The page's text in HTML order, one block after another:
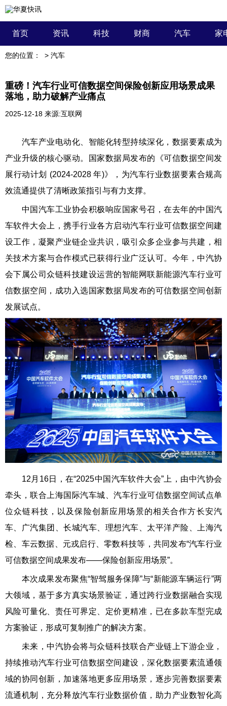
首页 资讯 科技 财商 汽车 家
您的位置： > 汽车
重磅！汽车行业可信数据空间保险创新应用场景成果
落地，助力破解产业痛点
2025-12-18 来源:互联网
汽车产业电动化、智能化转型持续深化，数据要素成为
产业升级的核心驱动。国家数据局发布的《可信数据空间发
展行动计划 (2024-2028 年)》，为汽车行业数据要素合规高
效流通提供了清晰政策指引与有力支撑。
中国汽车工业协会积极响应国家号召，在去年的中国汽
车软件大会上，携手行业各方启动汽车行业可信数据空间建
设工作，凝聚产业链企业共识，吸引众多企业参与共建，相
关技术方案与合作模式已获得行业广泛认可。今年，中汽协
会下属公司众链科技建设运营的智能网联新能源汽车行业可
信数据空间，成功入选国家数据局发布的可信数据空间创新
发展试点。
12月16日，在“2025中国汽车软件大会”上，由中汽协会
牵头，联合上海国际汽车城、汽车行业可信数据空间试点单
位众链科技，以及保险创新应用场景的相关合作方长安汽
车、广汽集团、长城汽车、理想汽车、太平洋产险、上海汽
检、车云数据、元戎启行、零数科技等，共同发布“汽车行业
可信数据空间成果发布——保险创新应用场景”。
本次成果发布聚焦“智驾服务保障”与“新能源车辆运行”两
大领域，基于多方真实场景验证，通过跨行业数据融合实现
风险可量化、责任可界定、定价更精准，已在多款车型完成
方案验证，形成可复制推广的解决方案。
未来，中汽协会将与众链科技联合产业链上下游企业，
持续推动汽车行业可信数据空间建设，深化数据要素流通领
域的协同创新，加速落地更多应用场景，逐步完善数据要素
流通机制，充分释放汽车行业数据价值，助力产业数智化高